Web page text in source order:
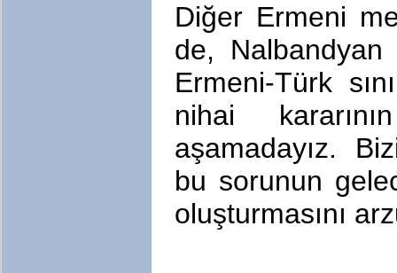
Diğer Ermeni
de, Nalbandyan
Ermeni-Türk
nihai
aşamadayız.
bu sorunun
oluşturmasını